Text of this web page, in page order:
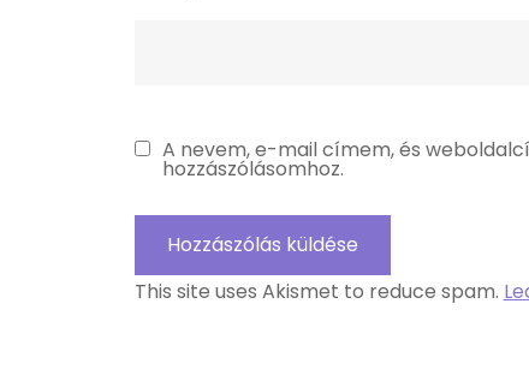
A nevem, e-mail címem, és
hozzászólásomhoz.
This site uses Akismet to reduce spam.